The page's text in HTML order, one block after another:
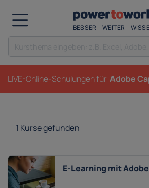
BESSER WEITER
LIVE-Online-Schulungen für Adobe
1 Kurse gefunden
E-Learning mit